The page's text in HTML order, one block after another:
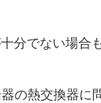
分でない場合
の熱交換器